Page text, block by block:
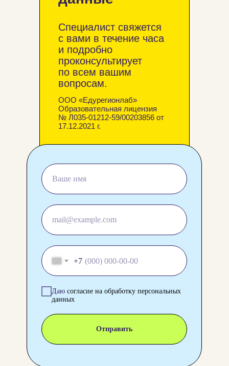
Специалист свяжется
с вами в течение часа
и подробно
проконсультирует
по всем вашим
вопросам.
ООО «Едурегионлаб»
Образовательная лицензия
№ Л035-01212-59/00203856 от
17.12.2021 г.
+7
Даю согласие на обработку персональных
данных
Отправить